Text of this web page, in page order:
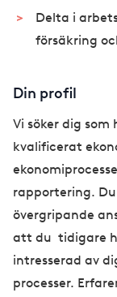
Delta i
försäkring
Din profil
Vi söker dig
kvalificerat
rapportering.
övergripande
att du tidigare
intresserad av
processer.